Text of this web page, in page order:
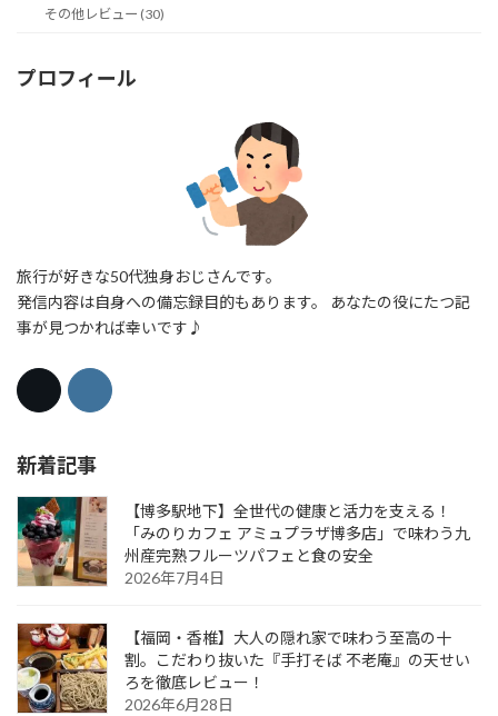
その他レビュー (30)
プロフィール
旅行が好きな50代独身おじさんです。
発信内容は自身への備忘録目的もあります。 あなたの役にたつ記
事が見つかれば幸いです♪
新着記事
【博多駅地下】全世代の健康と活力を支える！
「みのりカフェ アミュプラザ博多店」で味わう九
州産完熟フルーツパフェと食の安全
2026年7月4日
【福岡・香椎】大人の隠れ家で味わう至高の十
割。こだわり抜いた『手打そば 不老庵』の天せい
ろを徹底レビュー！
2026年6月28日